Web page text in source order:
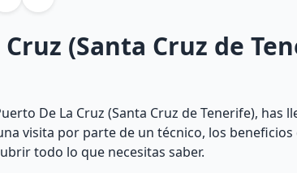
(Santa Cruz de
De La Cruz (Santa Cruz de Tenerife), has
visita por parte de un técnico, los
todo lo que necesitas saber.